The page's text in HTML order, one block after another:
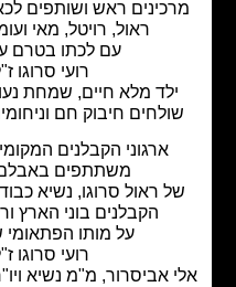
ראש ושותפים לכאבם
ראול, רויטל, מאי ועומר
עם לכתו בטרם עת של
רועי סרוגו ז"ל
ילד מלא חיים, שמחת נעורים
חיבוק חם וניחומים
ארגוני הקבלנים המקומיים
משתתפים באבלם הכבד
ראול סרוגו, נשיא כבוד של
הקבלנים בוני הארץ ורעייתו
על מותו הפתאומי של בנם
רועי סרוגו ז"ל
אביסרור, מ"מ נשיא ויו"ר ארגון